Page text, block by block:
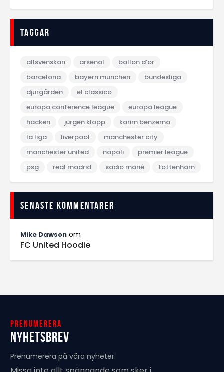
Taggar
allsvenskan arsenal
ballon d‘or
barcelona
bayern munchen
bundesliga
djurgården
el classico
europa conference league
europa league
häcken
jurgen klopp
karim benzema
la liga
liverpool
manchester city
manchester united
napoli
premier league
psg
real madrid sadio mané tottenham
Senaste kommentarer
Mike Dawson om
FC United Hoodie
Prenumerera
Nyhetsbrev
Prenumerera på våra nyheter.